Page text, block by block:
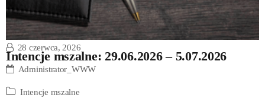
Intencje mszalne: 29.06.2026 – 5.07.2026
28 czerwca, 2026
Administrator_WWW
Intencje mszalne